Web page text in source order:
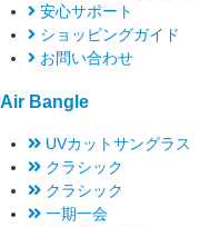
安心サポート
ショッピングガイド
お問い合わせ
Air Bangle
UVカットサングラス
クラシック
クラシック
一期一会